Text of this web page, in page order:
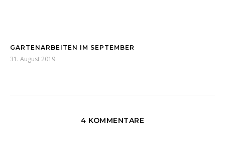
GARTENARBEITEN IM SEPTEMBER
31. August 2019
4 KOMMENTARE